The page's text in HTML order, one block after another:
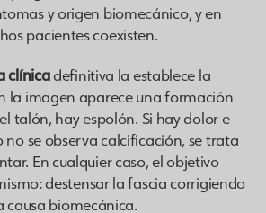
y origen biomecánico, y en
pacientes coexisten.
clínicadefinitiva la establece la
la imagen aparece una formación
talón, hay espolón. Si hay dolor e
se observa calcificación, se trata
En cualquier caso, el objetivo
destensar la fascia corrigiendo
causa biomecánica.